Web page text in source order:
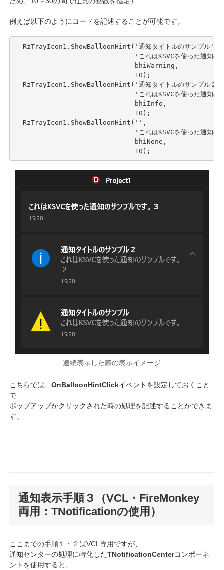
例えば以下のようにコードを記述することが可能です。
  RzTrayIcon1.ShowBalloonHint('通知タイトルのサンプル',
'これはKSVCを使った通知の
                              bhiWarning,
                              10);
RzTrayIcon1.ShowBalloonHint('通知タイトルのサンプル２
'これはKSVCを使った通知の
                              bhiInfo,
                              10);
  RzTrayIcon1.ShowBalloonHint('',
'これはKSVCを使った通知の
                              bhiNone,
                              10);
連続表示した際の表示イメージ
こちらでは、 OnBalloonHintClickイベントを設定しておくこと
で
ポップアップがクリックされた時の処理を記述することができま
す。
通知表示手順３（VCL・FireMonkey
両用：TNotificationの使用）
ここまでの手順１・２はVCL専用ですが、
通知センターの処理に特化したTNotificationCenterコンポーネ
ントを使用すると、